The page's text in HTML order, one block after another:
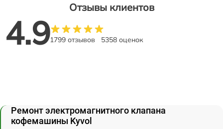
Отзывы клиентов
4.91799 отзывов 5358 оценок
Ремонт электромагнитного клапана
кофемашины Kyvol